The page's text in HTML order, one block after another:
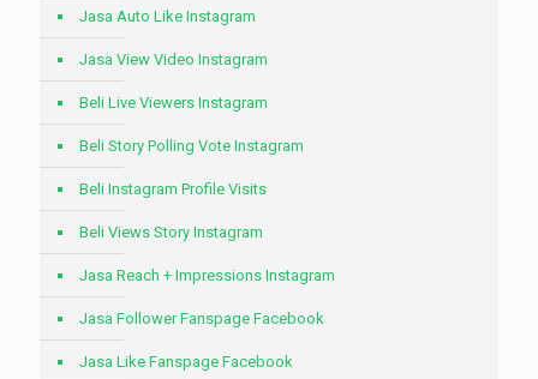
Jasa Auto Like Instagram
Jasa View Video Instagram
Beli Live Viewers Instagram
Beli Story Polling Vote Instagram
Beli Instagram Profile Visits
Beli Views Story Instagram
Jasa Reach + Impressions Instagram
Jasa Follower Fanspage Facebook
Jasa Like Fanspage Facebook